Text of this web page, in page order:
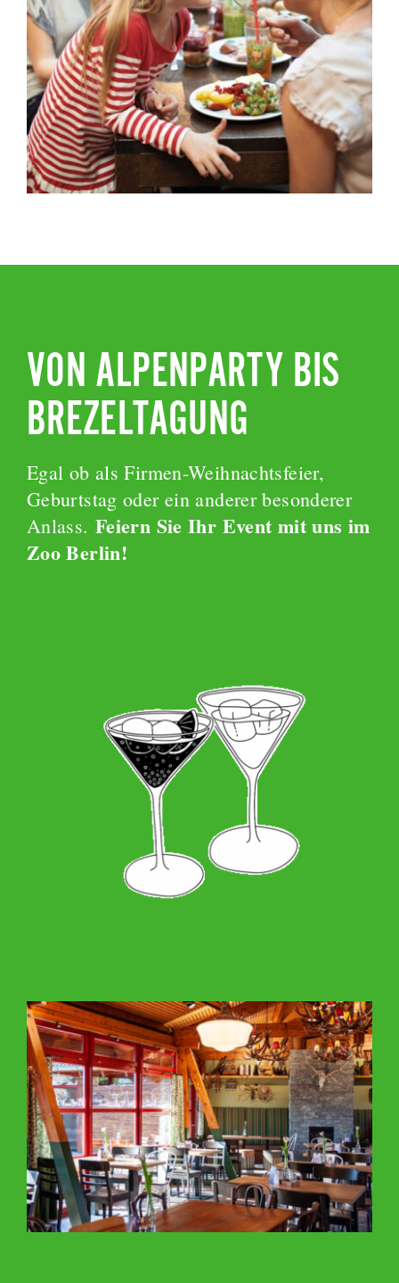
VON ALPENPARTY BIS
BREZELTAGUNG
Egal ob als Firmen-Weihnachtsfeier,
Geburtstag oder ein anderer besonderer
Anlass. Feiern Sie Ihr Event mit uns im
Zoo Berlin!